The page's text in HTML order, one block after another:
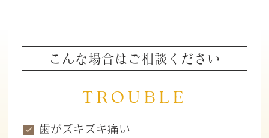
こんな場合はご相談ください
TROUBLE
歯がズキズキ痛い